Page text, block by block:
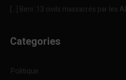
[…] Beni :13 civils massacrés par les
Categories
Politique